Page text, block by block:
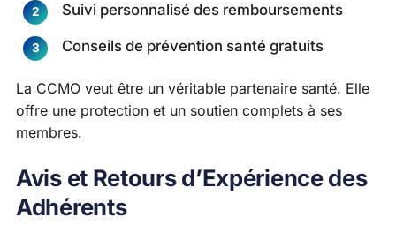
Suivi personnalisé des remboursements
Conseils de prévention santé gratuits
La CCMO veut être un véritable partenaire santé. Elle
offre une protection et un soutien complets à ses
membres.
Avis et Retours d’Expérience des
Adhérents